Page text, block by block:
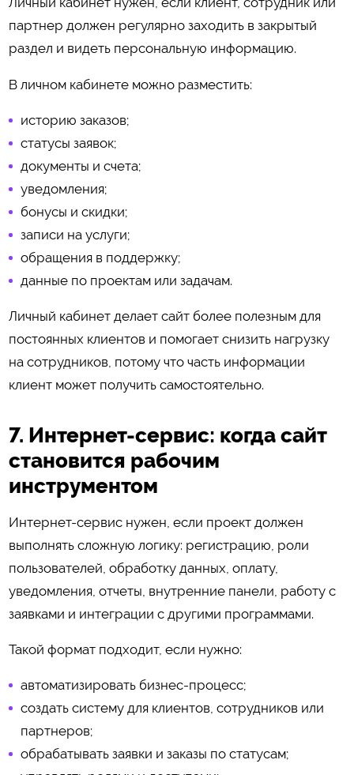
партнер должен регулярно заходить в закрытый
раздел и видеть персональную информацию.
В личном кабинете можно разместить:
историю заказов;
статусы заявок;
документы и счета;
уведомления;
бонусы и скидки;
записи на услуги;
обращения в поддержку;
данные по проектам или задачам.
Личный кабинет делает сайт более полезным для
постоянных клиентов и помогает снизить нагрузку
на сотрудников, потому что часть информации
клиент может получить самостоятельно.
7. Интернет-сервис: когда сайт
становится рабочим
инструментом
Интернет-сервис нужен, если проект должен
выполнять сложную логику: регистрацию, роли
пользователей, обработку данных, оплату,
уведомления, отчеты, внутренние панели, работу с
заявками и интеграции с другими программами.
Такой формат подходит, если нужно:
автоматизировать бизнес-процесс;
создать систему для клиентов, сотрудников или
партнеров;
обрабатывать заявки и заказы по статусам;